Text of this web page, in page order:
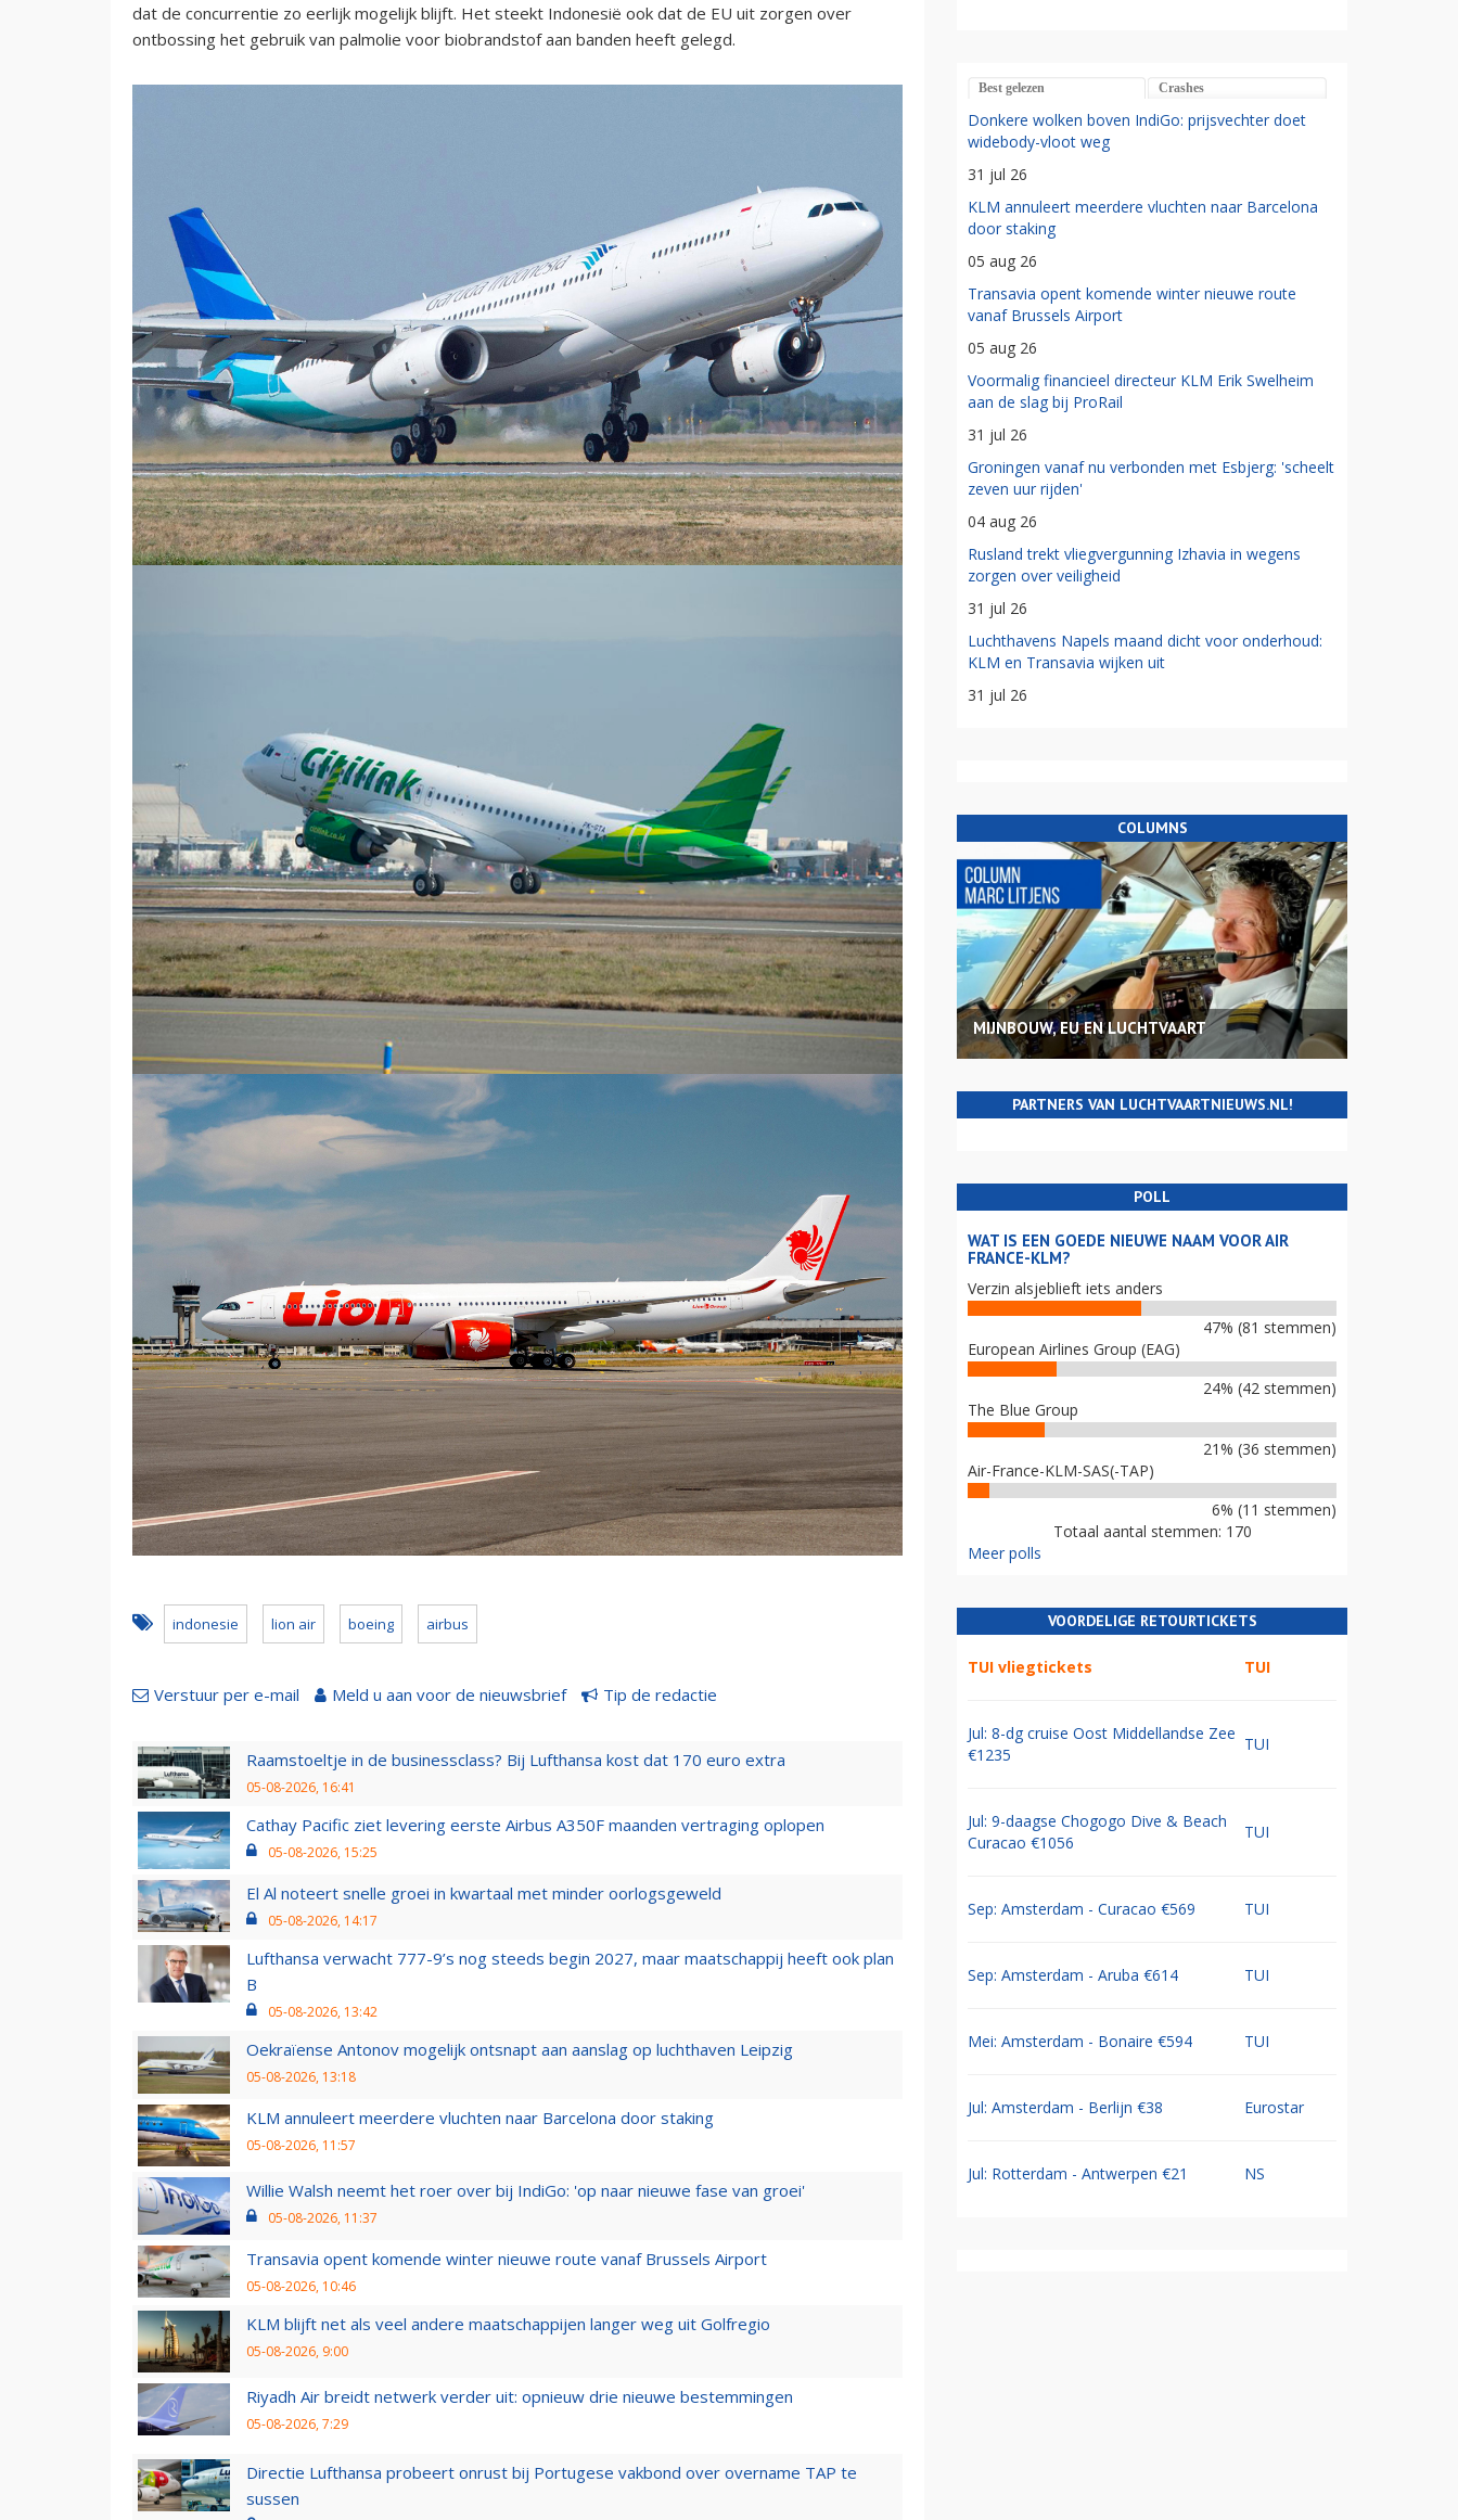
dat de concurrentie zo eerlijk mogelijk blijft. Het steekt Indonesië ook dat de EU uit zorgen over
ontbossing het gebruik van palmolie voor biobrandstof aan banden heeft gelegd.
indonesie lion air boeing airbus
Verstuur per e-mail Meld u aan voor de nieuwsbrief Tip de redactie
Raamstoeltje in de businessclass? Bij Lufthansa kost dat 170 euro extra
05-08-2026, 16:41
Cathay Pacific ziet levering eerste Airbus A350F maanden vertraging oplopen
05-08-2026, 15:25
El Al noteert snelle groei in kwartaal met minder oorlogsgeweld
05-08-2026, 14:17
Lufthansa verwacht 777-9’s nog steeds begin 2027, maar maatschappij heeft ook plan
B
05-08-2026, 13:42
Oekraïense Antonov mogelijk ontsnapt aan aanslag op luchthaven Leipzig
05-08-2026, 13:18
KLM annuleert meerdere vluchten naar Barcelona door staking
05-08-2026, 11:57
Willie Walsh neemt het roer over bij IndiGo: 'op naar nieuwe fase van groei'
05-08-2026, 11:37
Transavia opent komende winter nieuwe route vanaf Brussels Airport
05-08-2026, 10:46
KLM blijft net als veel andere maatschappijen langer weg uit Golfregio
05-08-2026, 9:00
Riyadh Air breidt netwerk verder uit: opnieuw drie nieuwe bestemmingen
05-08-2026, 7:29
Directie Lufthansa probeert onrust bij Portugese vakbond over overname TAP te
sussen
Best gelezen Crashes
Donkere wolken boven IndiGo: prijsvechter doet
widebody-vloot weg
31 jul 26
KLM annuleert meerdere vluchten naar Barcelona
door staking
05 aug 26
Transavia opent komende winter nieuwe route
vanaf Brussels Airport
05 aug 26
Voormalig financieel directeur KLM Erik Swelheim
aan de slag bij ProRail
31 jul 26
Groningen vanaf nu verbonden met Esbjerg: 'scheelt
zeven uur rijden'
04 aug 26
Rusland trekt vliegvergunning Izhavia in wegens
zorgen over veiligheid
31 jul 26
Luchthavens Napels maand dicht voor onderhoud:
KLM en Transavia wijken uit
31 jul 26
COLUMNS
MIJNBOUW, EU EN LUCHTVAART
PARTNERS VAN LUCHTVAARTNIEUWS.NL!
POLL
WAT IS EEN GOEDE NIEUWE NAAM VOOR AIR
FRANCE-KLM?
Verzin alsjeblieft iets anders
47% (81 stemmen)
European Airlines Group (EAG)
24% (42 stemmen)
The Blue Group
21% (36 stemmen)
Air-France-KLM-SAS(-TAP)
6% (11 stemmen)
Totaal aantal stemmen: 170
Meer polls
VOORDELIGE RETOURTICKETS
TUI vliegtickets TUI
Jul: 8-dg cruise Oost Middellandse Zee
€1235
TUI
Jul: 9-daagse Chogogo Dive & Beach
Curacao €1056
TUI
Sep: Amsterdam - Curacao €569 TUI
Sep: Amsterdam - Aruba €614 TUI
Mei: Amsterdam - Bonaire €594 TUI
Jul: Amsterdam - Berlijn €38 Eurostar
Jul: Rotterdam - Antwerpen €21 NS